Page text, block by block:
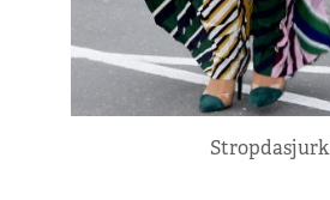
Stropdasjurk